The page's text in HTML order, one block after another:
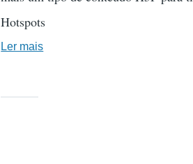
Hotspots
Ler mais